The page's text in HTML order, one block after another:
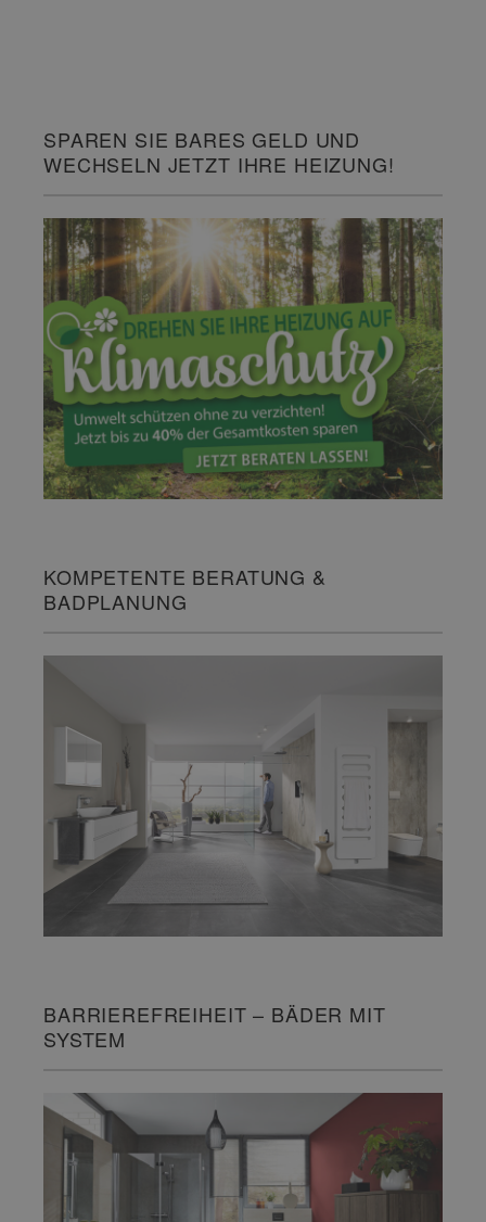
SPAREN SIE BARES GELD UND
WECHSELN JETZT IHRE HEIZUNG!
KOMPETENTE BERATUNG &
BADPLANUNG
BARRIEREFREIHEIT – BÄDER MIT
SYSTEM